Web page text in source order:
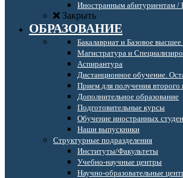
Иностранным абитуриентам
Закрыть
ОБРАЗОВАНИЕ
Бакалавриат и Базовое
Магистратура и
Аспирантура
Дистанционное обучение.
Прием для получения второго
Дополнительное образование
Подготовительные курсы
Обучение иностранных
Наши выпускники
Структурные подразделения
Институты/Факультеты
Учебно-научные центры
Научно-образовательные